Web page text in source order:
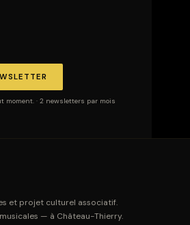
moment. · 2 newsletters par mois
et projet culturel associatif.
— à Château-Thierry.